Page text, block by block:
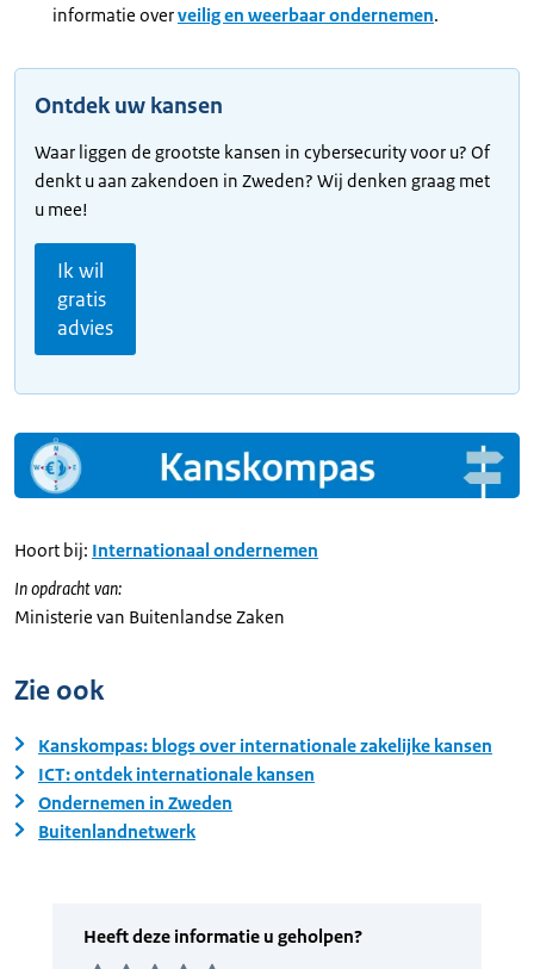
informatie overveilig en weerbaar ondernemen.
Ontdek uw kansen
Waar liggen de grootste kansen in cybersecurity voor u? Of
denkt u aan zakendoen in Zweden? Wij denken graag met
u mee!
Ik wil
gratis
advies
Hoort bij: Internationaal ondernemen
In opdracht van:
Ministerie van Buitenlandse Zaken
Zie ook
Kanskompas: blogs over internationale zakelijke kansen
ICT: ontdek internationale kansen
Ondernemen in Zweden
Buitenlandnetwerk